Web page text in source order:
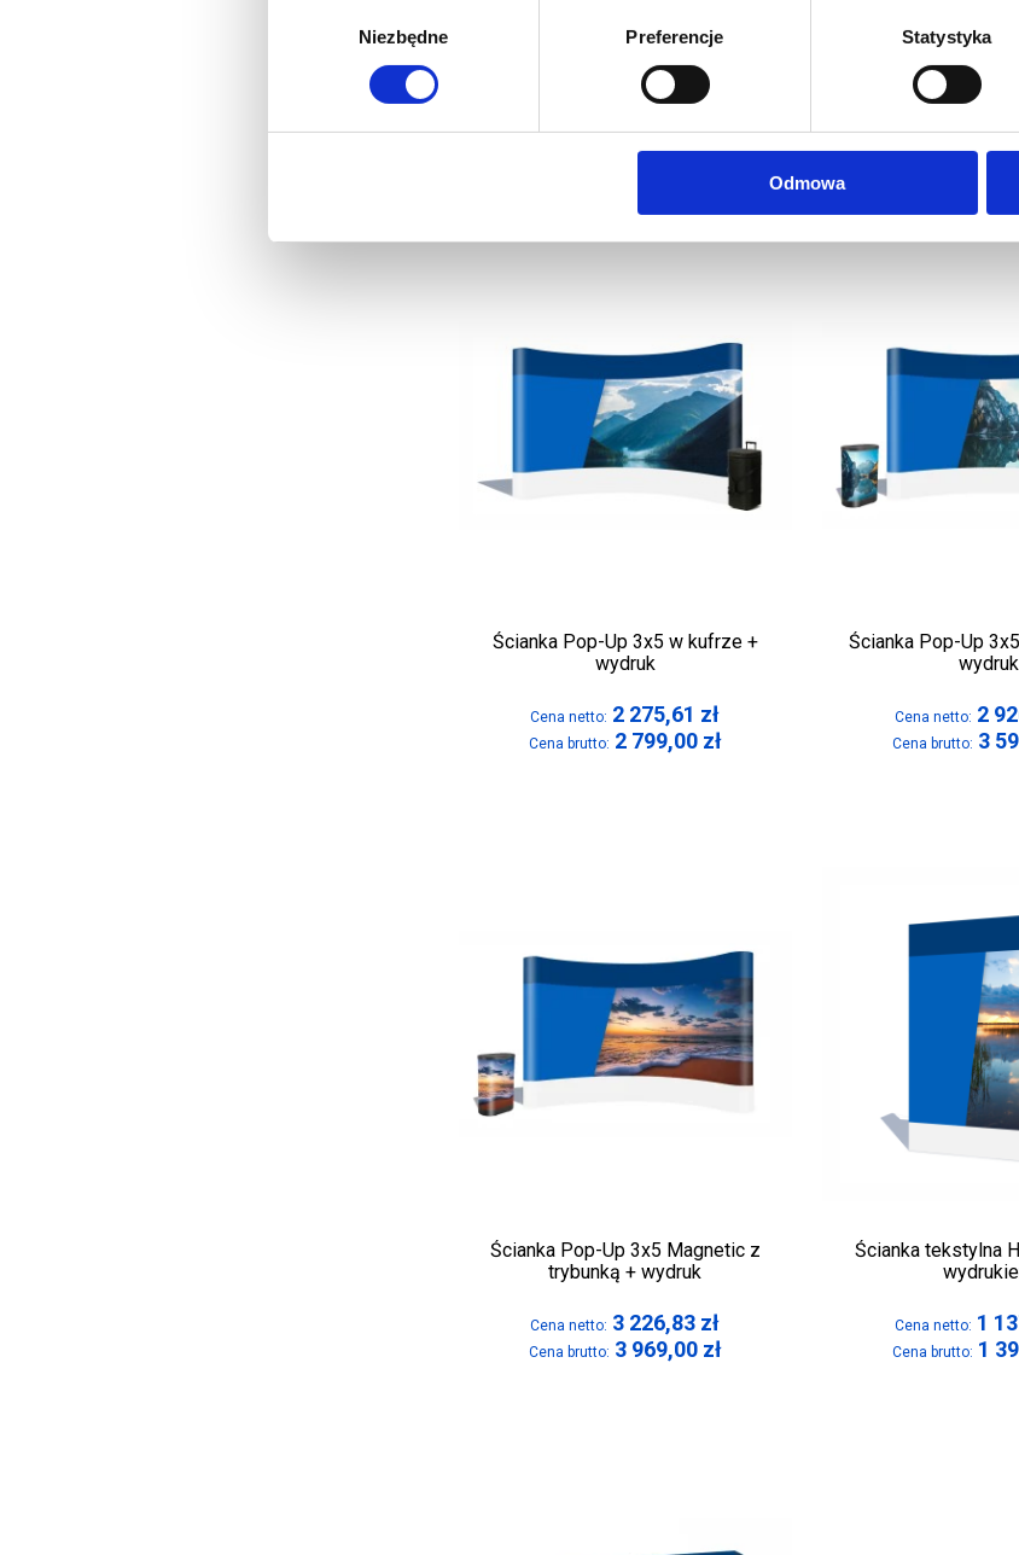
Niezbędne Preferencje Statystyka
Odmowa
Ścianka Pop-Up 3x4 z trybunką +
2 519,51zł
Cena brutto:3 099,00zł
Ścianka Pop-Up
kufrze +
Cena netto: 2
Cena brutto:2
Ścianka Pop-Up 3x5 w kufrze +
wydruk
Cena netto: 2 275,61 zł
Cena brutto: 2 799,00 zł
Ścianka Pop-Up
wydruk
Cena netto: 2
Cena brutto: 3
Ścianka Pop-Up 3x5 Magnetic z
trybunką + wydruk
Cena netto: 3 226,83 zł
Cena brutto: 3 969,00 zł
Ścianka tekstylna
Cena netto: 1
Cena brutto: 1